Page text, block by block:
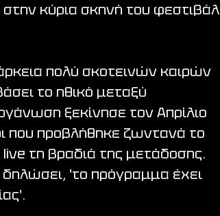
κύρια σκηνή του φεστιβάλ
πολύ σκοτεινών καιρών
το ηθικό μεταξύ
ξεκίνησε τον Απρίλιο
που προβλήθηκε ζωντανά το
τη βραδιά της μετάδοσης.
'το πρόγραμμα έχει